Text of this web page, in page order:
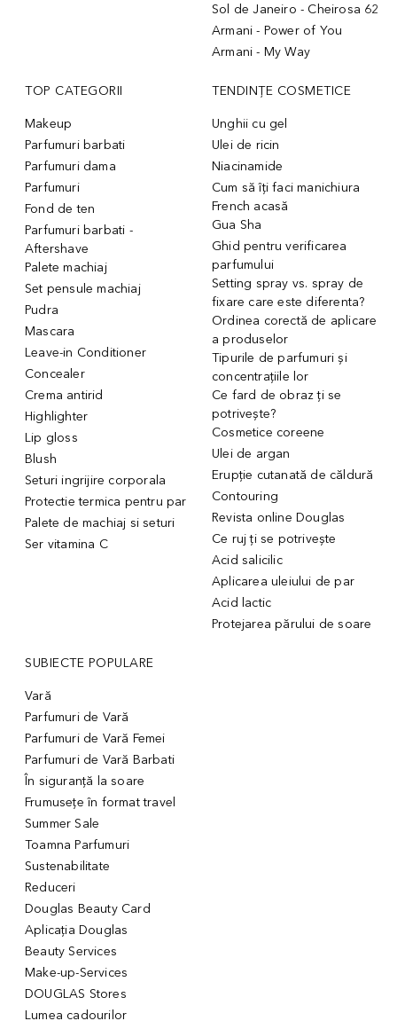
Sol de Janeiro - Cheirosa 62
Armani - Power of You
Armani - My Way
TOP CATEGORII
Makeup
Parfumuri barbati
Parfumuri dama
Parfumuri
Fond de ten
Parfumuri barbati -
Aftershave
Palete machiaj
Set pensule machiaj
Pudra
Mascara
Leave-in Conditioner
Concealer
Crema antirid
Highlighter
Lip gloss
Blush
Seturi ingrijire corporala
Protectie termica pentru par
Palete de machiaj si seturi
Ser vitamina C
TENDINȚE COSMETICE
Unghii cu gel
Ulei de ricin
Niacinamide
Cum să îți faci manichiura
French acasă
Gua Sha
Ghid pentru verificarea
parfumului
Setting spray vs. spray de
fixare care este diferenta?
Ordinea corectă de aplicare
a produselor
Tipurile de parfumuri și
concentrațiile lor
Ce fard de obraz ți se
potrivește?
Cosmetice coreene
Ulei de argan
Erupție cutanată de căldură
Contouring
Revista online Douglas
Ce ruj ți se potrivește
Acid salicilic
Aplicarea uleiului de par
Acid lactic
Protejarea părului de soare
SUBIECTE POPULARE
Vară
Parfumuri de Vară
Parfumuri de Vară Femei
Parfumuri de Vară Barbati
În siguranță la soare
Frumusețe în format travel
Summer Sale
Toamna Parfumuri
Sustenabilitate
Reduceri
Douglas Beauty Card
Aplicația Douglas
Beauty Services
Make-up-Services
DOUGLAS Stores
Lumea cadourilor